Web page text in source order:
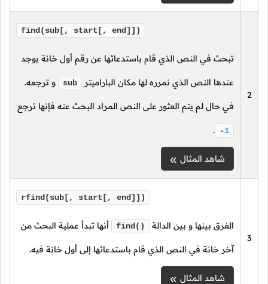
2
find(sub[, start[, end]])
تبحث في النص الذي قام باستدعائها عن رقم أول خانة يوجد
عندها النص الذي نمرره لها مكان الباراميتر sub و ترجعه.
في حال لم يتم العثور على النص المراد البحث عنه فإنها ترجع
-1
.
شاهد المثال
3
rfind(sub[, start[, end]])
الفرق بينها و بين الدالة find() أنها تبدأ عملية البحث من
آخر خانة في النص الذي قام باستدعائها إلى أول خانة فيه.
شاهد المثال